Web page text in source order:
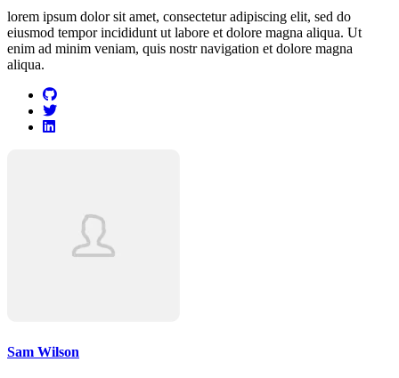
lorem ipsum dolor sit amet, consectetur adipiscing elit, sed do
eiusmod tempor incididunt ut labore et dolore magna aliqua. Ut
enim ad minim veniam, quis nostr navigation et dolore magna
aliqua.
Sam Wilson